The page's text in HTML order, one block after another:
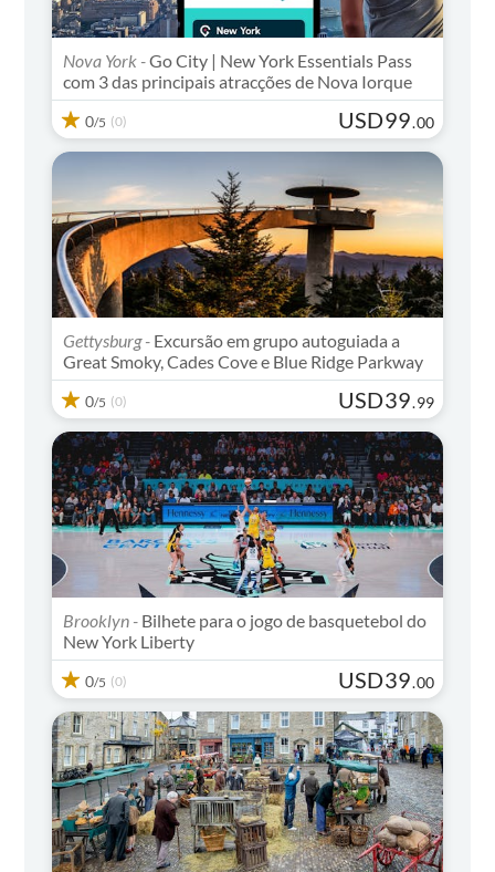
Nova York -Go City | New York Essentials Pass
com 3 das principais atracções de Nova Iorque
0/5 (0) USD99.00
Gettysburg - Excursão em grupo autoguiada a
Great Smoky, Cades Cove e Blue Ridge Parkway
0/5 (0) USD39.99
Brooklyn - Bilhete para o jogo de basquetebol do
New York Liberty
0/5 (0) USD39.00